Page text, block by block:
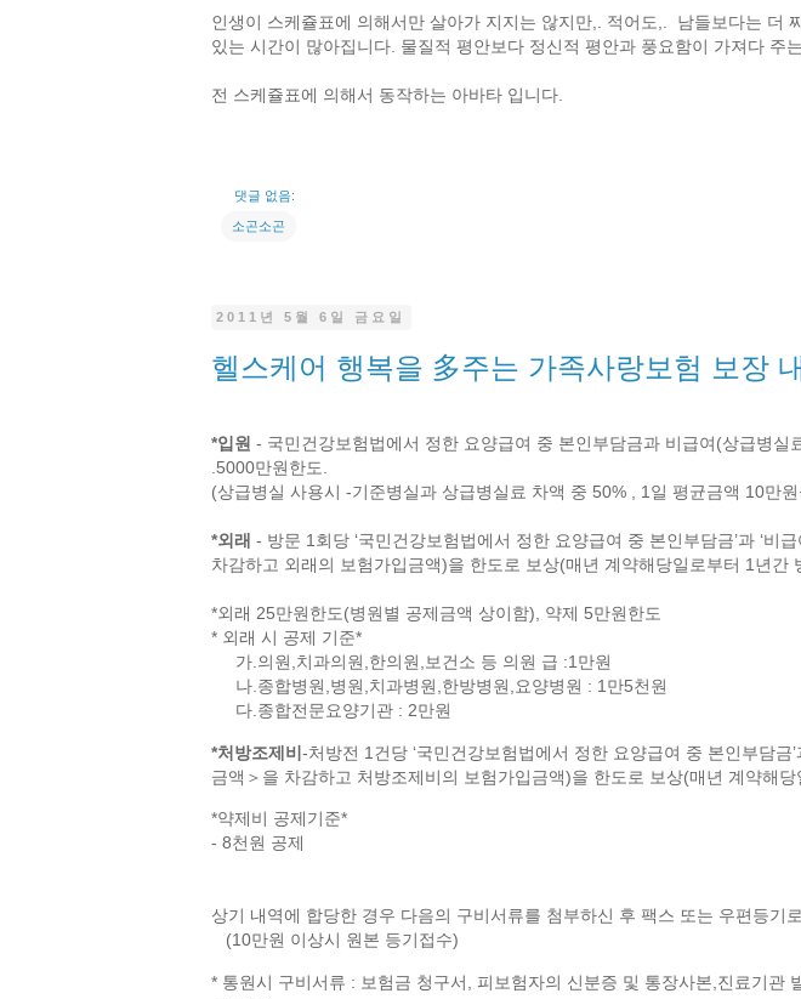
인생이 스케쥴표에 의해서만 살아가 지지는 않지만,. 적어도,. 남들보다는 더
있는 시간이 많아집니다. 물질적 평안보다 정신적 평안과 풍요함이 가져다 주
전 스케쥴표에 의해서 동작하는 아바타 입니다.
댓글 없음:
소곤소곤
2011년 5월 6일 금요일
헬스케어 행복을 多주는 가족사랑보험 보장
*입원 - 국민건강보험법에서 정한 요양급여 중 본인부담금과 비급여(상급병실
.5000만원한도.
(상급병실 사용시 -기준병실과 상급병실료 차액 중 50% , 1일 평균금액 10만
*외래 - 방문 1회당 ‘국민건강보험법에서 정한 요양급여 중 본인부담금’과 ‘비
차감하고 외래의 보험가입금액)을 한도로 보상(매년 계약해당일로부터 1년간
*외래 25만원한도(병원별 공제금액 상이함), 약제 5만원한도
* 외래 시 공제 기준*
가.의원,치과의원,한의원,보건소 등 의원 급 :1만원
나.종합병원,병원,치과병원,한방병원,요양병원 : 1만5천원
다.종합전문요양기관 : 2만원
*처방조제비 -처방전 1건당 ‘국민건강보험법에서 정한 요양급여 중 본인부담금
금액＞을 차감하고 처방조제비의 보험가입금액)을 한도로 보상(매년 계약해
*약제비 공제기준*
- 8천원 공제
상기 내역에 합당한 경우 다음의 구비서류를 첨부하신 후 팩스 또는 우편등기
(10만원 이상시 원본 등기접수)
* 통원시 구비서류 : 보험금 청구서, 피보험자의 신분증 및 통장사본,진료기관